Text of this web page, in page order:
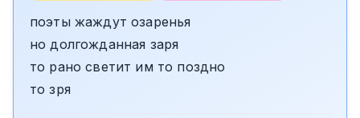
поэты жаждут озаренья
но долгожданная заря
то рано светит им то поздно
то зря